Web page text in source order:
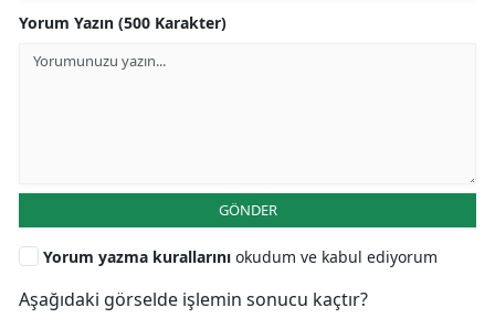
Yorum Yazın (500 Karakter)
GÖNDER
Yorum yazma kurallarını okudum ve kabul ediyorum
Aşağıdaki görselde işlemin sonucu kaçtır?